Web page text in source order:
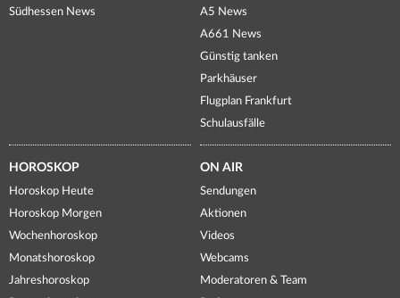
Südhessen News
A5 News
A661 News
Günstig tanken
Parkhäuser
Flugplan Frankfurt
Schulausfälle
HOROSKOP
Horoskop Heute
Horoskop Morgen
Wochenhoroskop
Monatshoroskop
Jahreshoroskop
ON AIR
Sendungen
Aktionen
Videos
Webcams
Moderatoren & Team